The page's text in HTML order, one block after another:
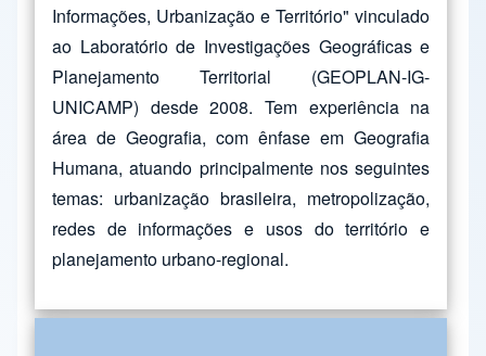
Informações, Urbanização e Território" vinculado
ao Laboratório de Investigações Geográficas e
Planejamento Territorial (GEOPLAN-IG-
UNICAMP) desde 2008. Tem experiência na
área de Geografia, com ênfase em Geografia
Humana, atuando principalmente nos seguintes
temas: urbanização brasileira, metropolização,
redes de informações e usos do território e
planejamento urbano-regional.